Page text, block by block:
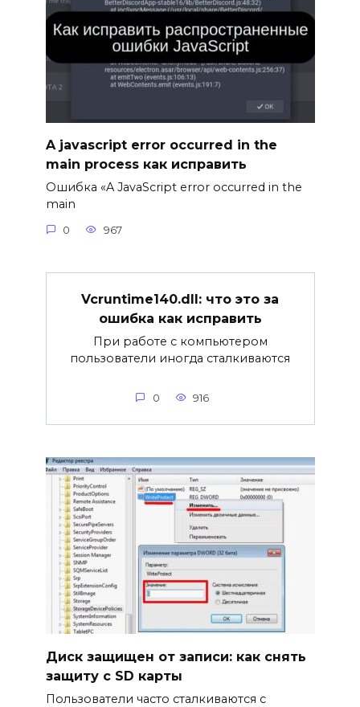
A javascript error occurred in the
main process как исправить
Ошибка «A JavaScript error occurred in the
main
0 967
Vcruntime140.dll: что это за
ошибка как исправить
При работе с компьютером
пользователи иногда сталкиваются
0 916
Диск защищен от записи: как снять
защиту с SD карты
Пользователи часто сталкиваются с